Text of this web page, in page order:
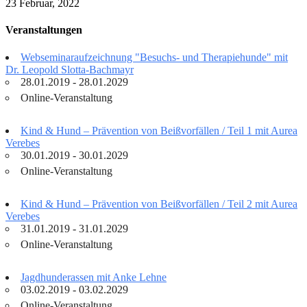
23 Februar, 2022
Veranstaltungen
Webseminaraufzeichnung "Besuchs- und Therapiehunde" mit
Dr. Leopold Slotta-Bachmayr
28.01.2019 - 28.01.2029
Online-Veranstaltung
Kind & Hund – Prävention von Beißvorfällen / Teil 1 mit Aurea
Verebes
30.01.2019 - 30.01.2029
Online-Veranstaltung
Kind & Hund – Prävention von Beißvorfällen / Teil 2 mit Aurea
Verebes
31.01.2019 - 31.01.2029
Online-Veranstaltung
Jagdhunderassen mit Anke Lehne
03.02.2019 - 03.02.2029